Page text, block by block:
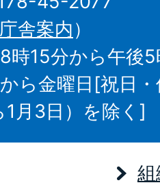
庁舎案内）
時15分から午後5
ら金曜日[祝日
1月3日）を除く]